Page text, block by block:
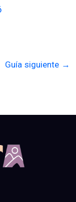
Guía siguiente →